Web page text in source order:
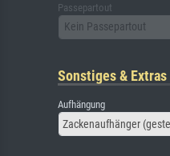
Passepartout
Kein Passepartout
Sonstiges & Extras
Aufhängung
Zackenaufhänger